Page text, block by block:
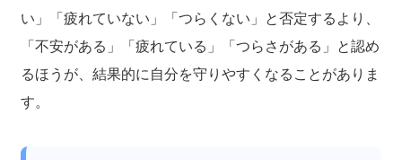
い」「疲れていない」「つらくない」と否定するより、
「不安がある」「疲れている」「つらさがある」と認め
るほうが、結果的に自分を守りやすくなることがありま
す。